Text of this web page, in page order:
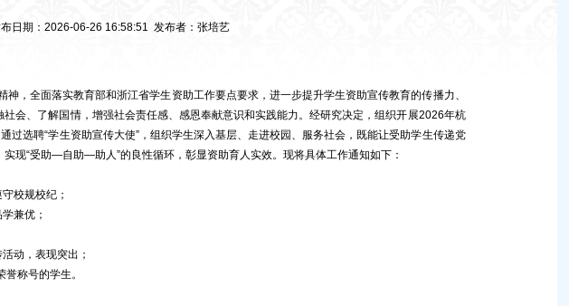
日期：2026-06-26 16:58:51 发布者：张培艺
全面落实教育部和浙江省学生资助工作要点要求，进一步提升学生资助宣传教育的传播力、
会、了解国情，增强社会责任感、感恩奉献意识和实践能力。经研究决定，组织开展2026年杭
过选聘“学生资助宣传大使”，组织学生深入基层、走进校园、服务社会，既能让受助学生传递党
现“受助—自助—助人”的良性循环，彰显资助育人实效。现将具体工作通知如下：
校规校纪；
兼优；
动，表现突出；
称号的学生。